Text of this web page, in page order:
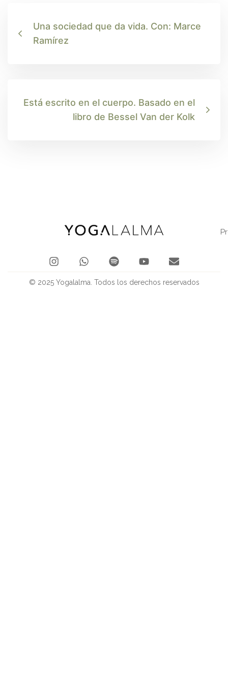
Una sociedad que da vida. Con: Marce
Ramírez
Está escrito en el cuerpo. Basado en el
libro de Bessel Van der Kolk
© 2025 Yogalalma. Todos los derechos reservados